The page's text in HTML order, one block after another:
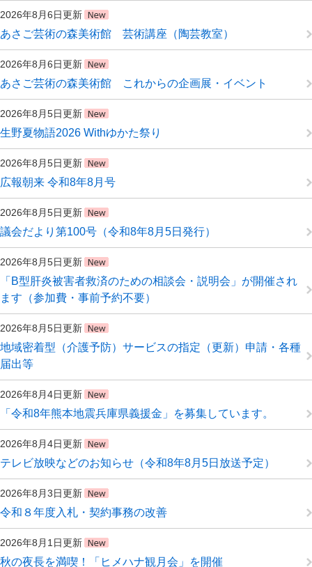
2026年8月6日更新
あさご芸術の森美術館 芸術講座（陶芸教室）
2026年8月6日更新
あさご芸術の森美術館 これからの企画展・イベント
2026年8月5日更新
生野夏物語2026 Withゆかた祭り
2026年8月5日更新
広報朝来 令和8年8月号
2026年8月5日更新
議会だより第100号（令和8年8月5日発行）
2026年8月5日更新
「B型肝炎被害者救済のための相談会・説明会」が開催され
ます（参加費・事前予約不要）
2026年8月5日更新
地域密着型（介護予防）サービスの指定（更新）申請・各種
届出等
2026年8月4日更新
「令和8年熊本地震兵庫県義援金」を募集しています。
2026年8月4日更新
テレビ放映などのお知らせ（令和8年8月5日放送予定）
2026年8月3日更新
令和８年度入札・契約事務の改善
2026年8月1日更新
秋の夜長を満喫！「ヒメハナ観月会」を開催